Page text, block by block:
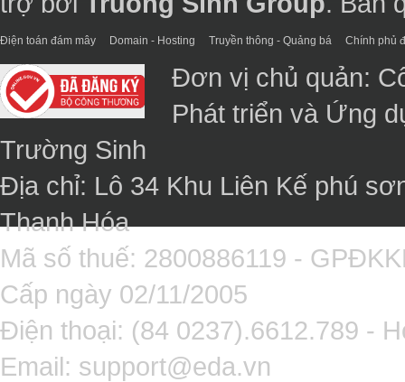
Điện toán đám mây Domain - Hosting Truyền thông - Quảng bá Chính phủ
Đơn vị chủ quản:
Phát triển và Ứng
Trường Sinh
Địa chỉ: Lô 34 Khu Liên Kế phú
Thanh Hóa
Mã số thuế: 2800886119 -
Cấp ngày 02/11/2005
Điện thoại: (84 0237).6612.789 -
Email: support@eda.vn